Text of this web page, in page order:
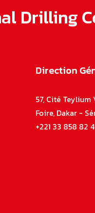
Drilling
Direction
57, Cité Teylium
Foire, Dakar -
+221 33 858 82